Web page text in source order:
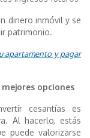
dinero inmóvil y se
patrimonio.
apartamento y pagar
opciones
cesantías es
Al hacerlo, estás
puede valorizarse